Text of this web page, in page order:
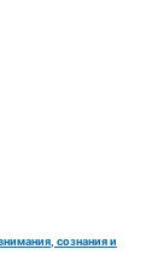
сознания и